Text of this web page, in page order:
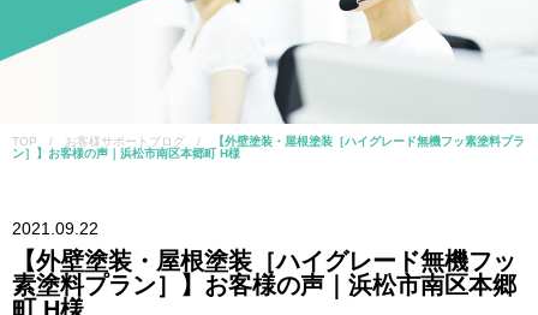
TOP / お客様サポートブログ /
【外壁塗装・屋根塗装［ハイグレード無機フッ素塗料プラ
ン］】お客様の声｜浜松市南区本郷町 H様
2021.09.22
【外壁塗装・屋根塗装［ハイグレード無機フッ
素塗料プラン］】お客様の声｜浜松市南区本郷
町 H様